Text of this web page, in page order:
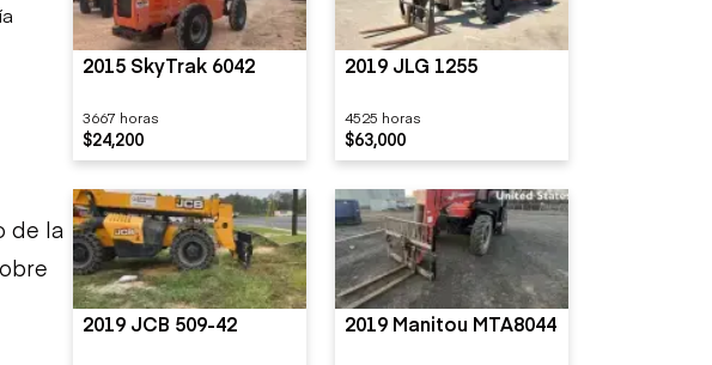
de la
2015 SkyTrak 6042
3667 horas
$24,200
2019 JLG 1255
4525 horas
$63,000
2019 JCB 509-42 2019 Manitou MTA8044